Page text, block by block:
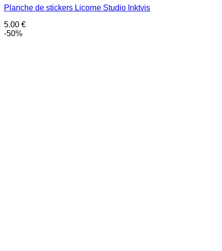
Planche de stickers Licorne Studio Inktvis
5.00 €
-50%